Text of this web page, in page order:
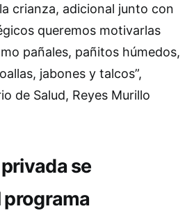
crianza, adicional junto con
queremos motivarlas
pañales, pañitos húmedos,
jabones y talcos”,
de Salud, Reyes Murillo
se